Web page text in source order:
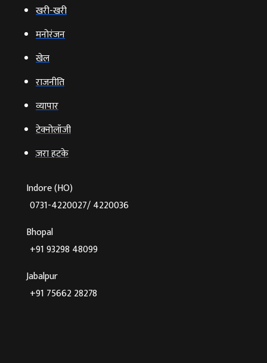
खरी-खरी
मनोरंजन
खेल
राजनीति
व्‍यापार
टेक्‍नोलॉजी
ज़रा हटके
Indore (HO)
0731-4220027/ 4220036
Bhopal
+91 93298 48099
Jabalpur
+91 75662 28278